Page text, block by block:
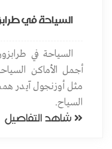
السياحة في
السياحة في
أجمل الأماكن
مثل أوزنجول آيدر
السياح.
شاهد التفاصيل